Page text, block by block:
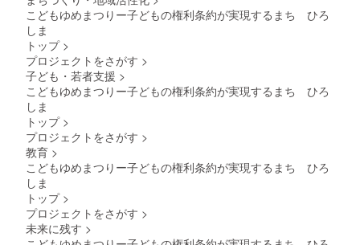
こどもゆめまつりー子どもの権利条約が実現するまち ひろ
しま
トップ >
プロジェクトをさがす >
子ども・若者支援 >
こどもゆめまつりー子どもの権利条約が実現するまち ひろ
しま
トップ >
プロジェクトをさがす >
教育 >
こどもゆめまつりー子どもの権利条約が実現するまち ひろ
しま
トップ >
プロジェクトをさがす >
未来に残す >